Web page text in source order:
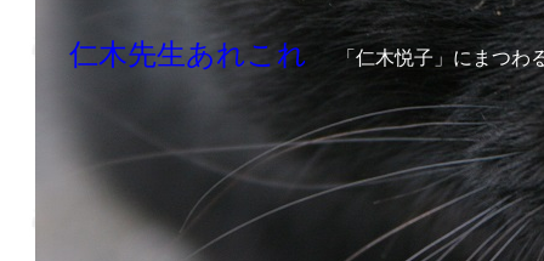
仁木先生あれこれ 「仁木悦子」にまつわ